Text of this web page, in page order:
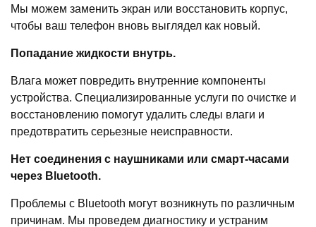
Мы можем заменить экран или восстановить корпус,
чтобы ваш телефон вновь выглядел как новый.
Попадание жидкости внутрь.
Влага может повредить внутренние компоненты
устройства. Специализированные услуги по очистке и
восстановлению помогут удалить следы влаги и
предотвратить серьезные неисправности.
Нет соединения с наушниками или смарт-часами
через Bluetooth.
Проблемы с Bluetooth могут возникнуть по различным
причинам. Мы проведем диагностику и устраним